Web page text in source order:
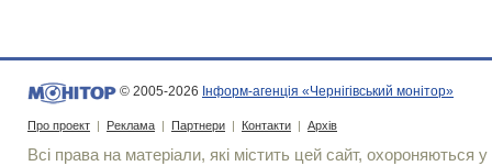
© 2005-2026 Інформ-агенція «Чернігівський монітор»
Про проект | Реклама | Партнери | Контакти | Архів
Всі права на матеріали, які містить цей сайт, охороняються у